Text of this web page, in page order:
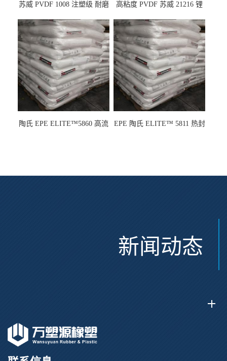
苏威 PVDF 1008 注塑级 耐磨
龙
高粘度 PVDF 苏威 21216 锂
陶氏 EPE ELITE™5860 高流
EPE 陶氏 ELITE™ 5811 热封
新闻动态